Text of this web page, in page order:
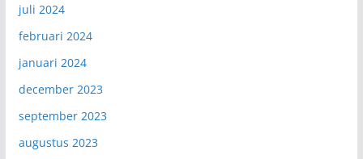
juli 2024
februari 2024
januari 2024
december 2023
september 2023
augustus 2023